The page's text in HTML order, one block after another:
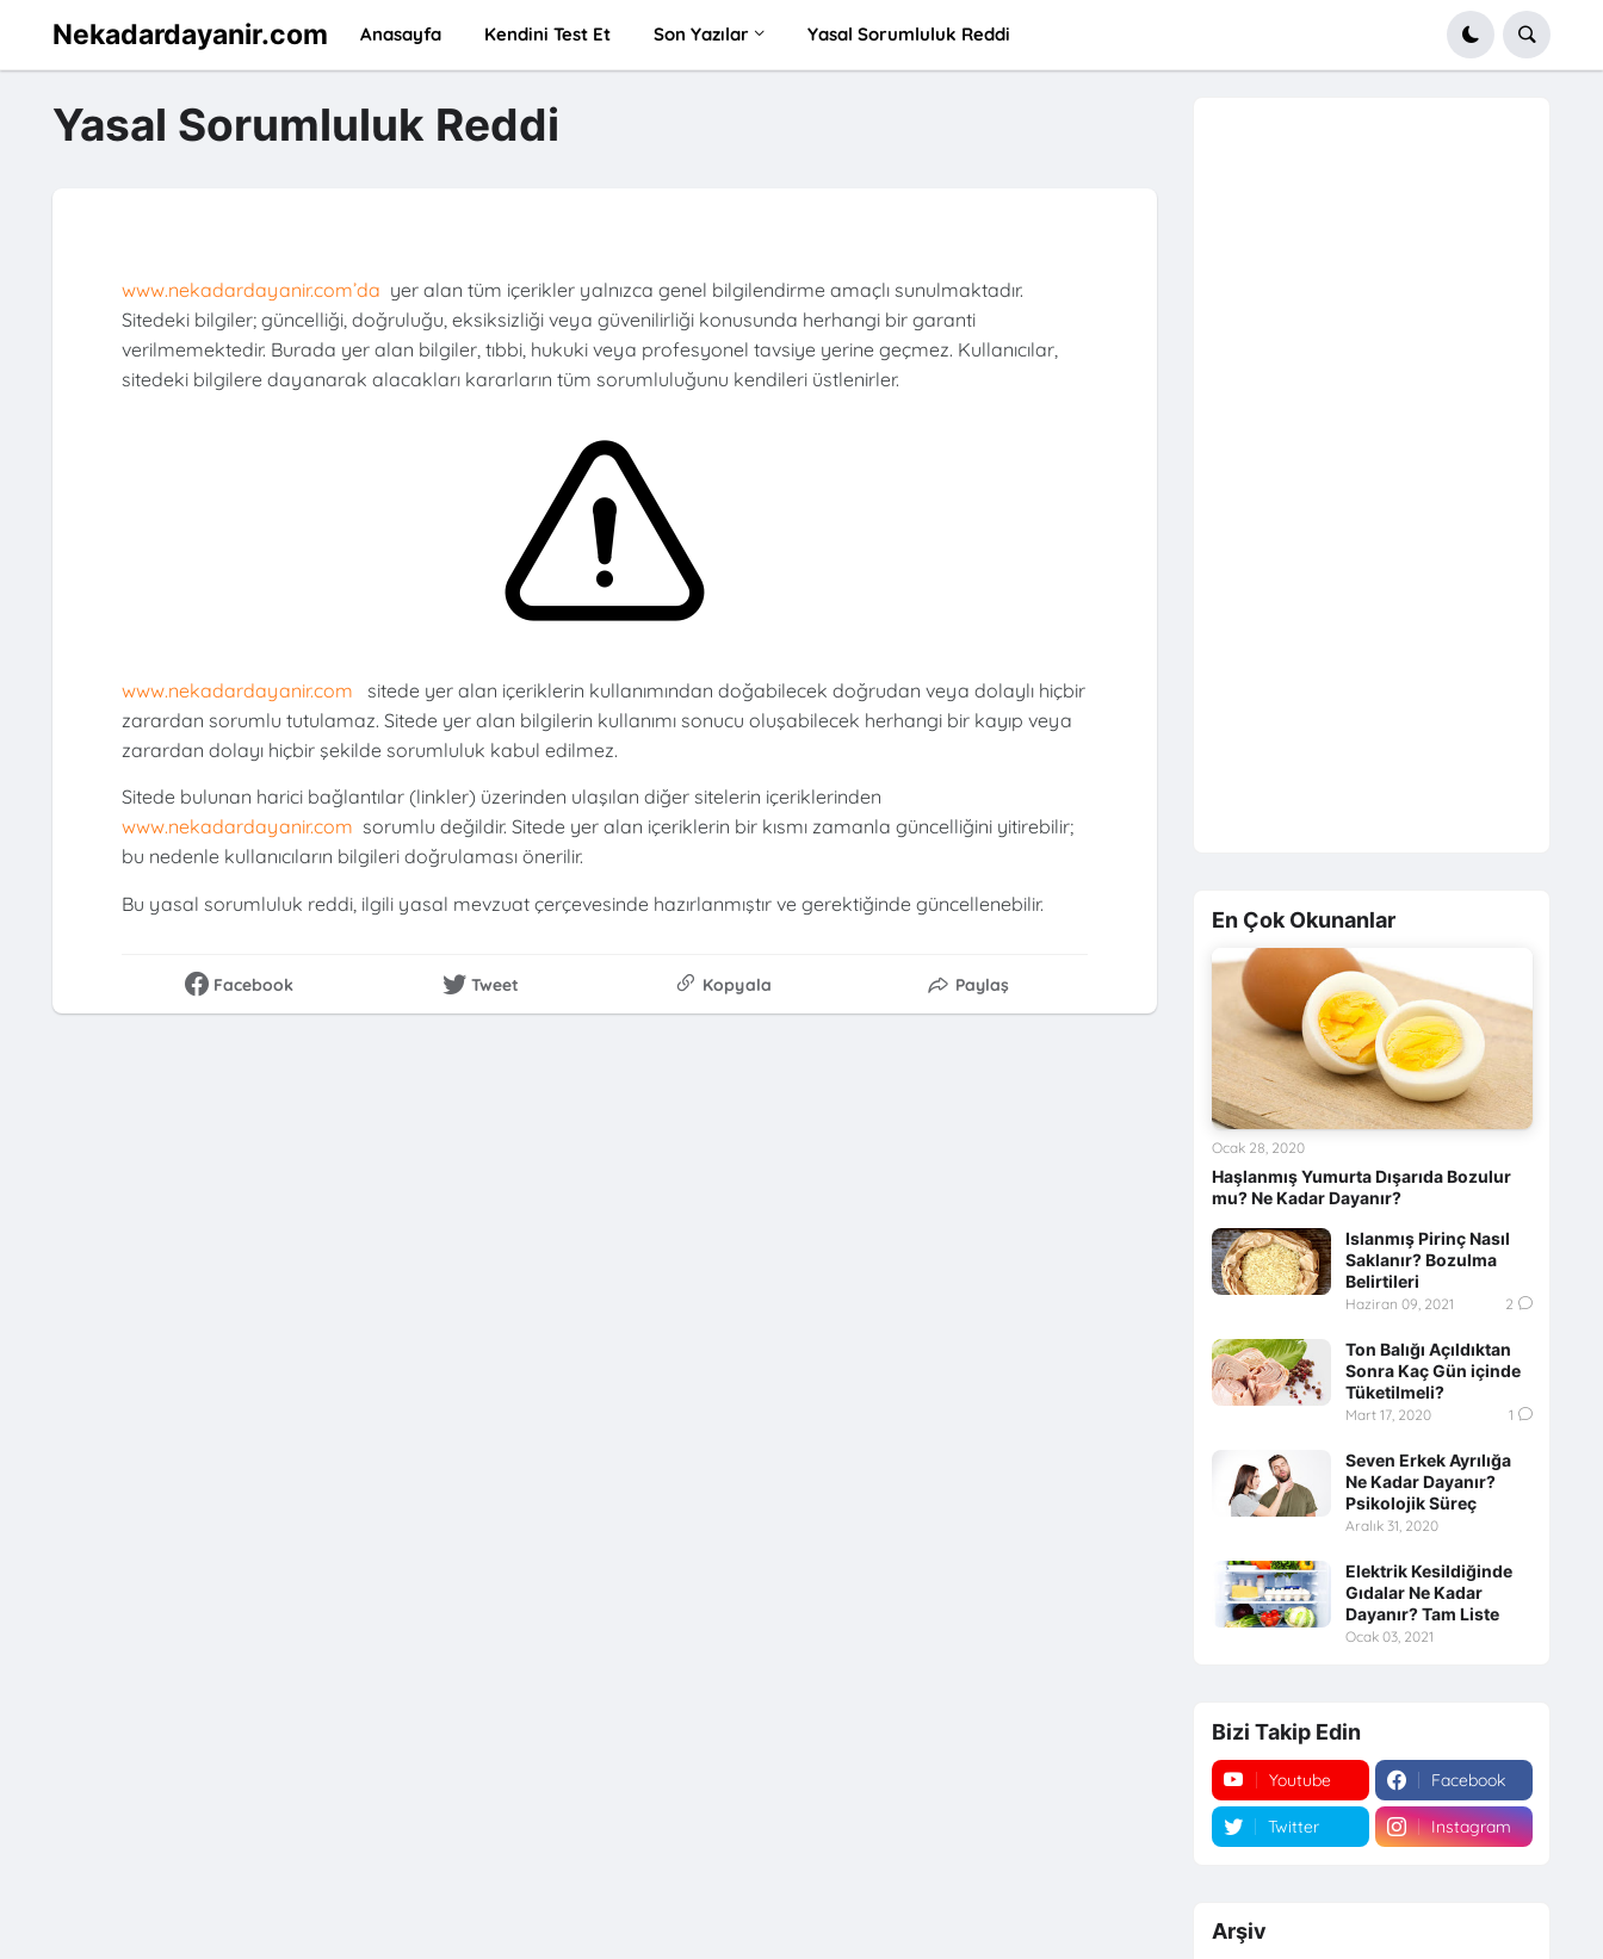
Nekadardayanir.com Anasayfa Kendini Test Et Son Yazılar Yasal Sorumluluk Reddi
Yasal Sorumluluk Reddi
www.nekadardayanir.com’da yer alan tüm içerikler yalnızca genel bilgilendirme amaçlı sunulmaktadır.
Sitedeki bilgiler; güncelliği, doğruluğu, eksiksizliği veya güvenilirliği konusunda herhangi bir garanti
verilmemektedir. Burada yer alan bilgiler, tıbbi, hukuki veya profesyonel tavsiye yerine geçmez. Kullanıcılar,
sitedeki bilgilere dayanarak alacakları kararların tüm sorumluluğunu kendileri üstlenirler.
www.nekadardayanir.com
sitede yer alan içeriklerin kullanımından doğabilecek doğrudan veya dolaylı hiçbir
zarardan sorumlu tutulamaz. Sitede yer alan bilgilerin kullanımı sonucu oluşabilecek herhangi bir kayıp veya
zarardan dolayı hiçbir şekilde sorumluluk kabul edilmez.
Sitede bulunan harici bağlantılar (linkler) üzerinden ulaşılan diğer sitelerin içeriklerinden
www.nekadardayanir.com sorumlu değildir. Sitede yer alan içeriklerin bir kısmı zamanla güncelliğini yitirebilir;
bu nedenle kullanıcıların bilgileri doğrulaması önerilir.
Bu yasal sorumluluk reddi, ilgili yasal mevzuat çerçevesinde hazırlanmıştır ve gerektiğinde güncellenebilir.
Facebook Tweet Kopyala Paylaş
En Çok Okunanlar
Haşlanmış Yumurta Dışarıda Bozulur
mu? Ne Kadar Dayanır?
Ocak 28, 2020
Islanmış Pirinç Nasıl
Saklanır? Bozulma
Belirtileri
Haziran 09, 2021 2
Ton Balığı Açıldıktan
Sonra Kaç Gün içinde
Tüketilmeli?
Mart 17, 2020 1
Seven Erkek Ayrılığa
Ne Kadar Dayanır?
Psikolojik Süreç
Aralık 31, 2020
Elektrik Kesildiğinde
Gıdalar Ne Kadar
Dayanır? Tam Liste
Ocak 03, 2021
Bizi Takip Edin
Youtube Facebook
Twitter Instagram
Arşiv